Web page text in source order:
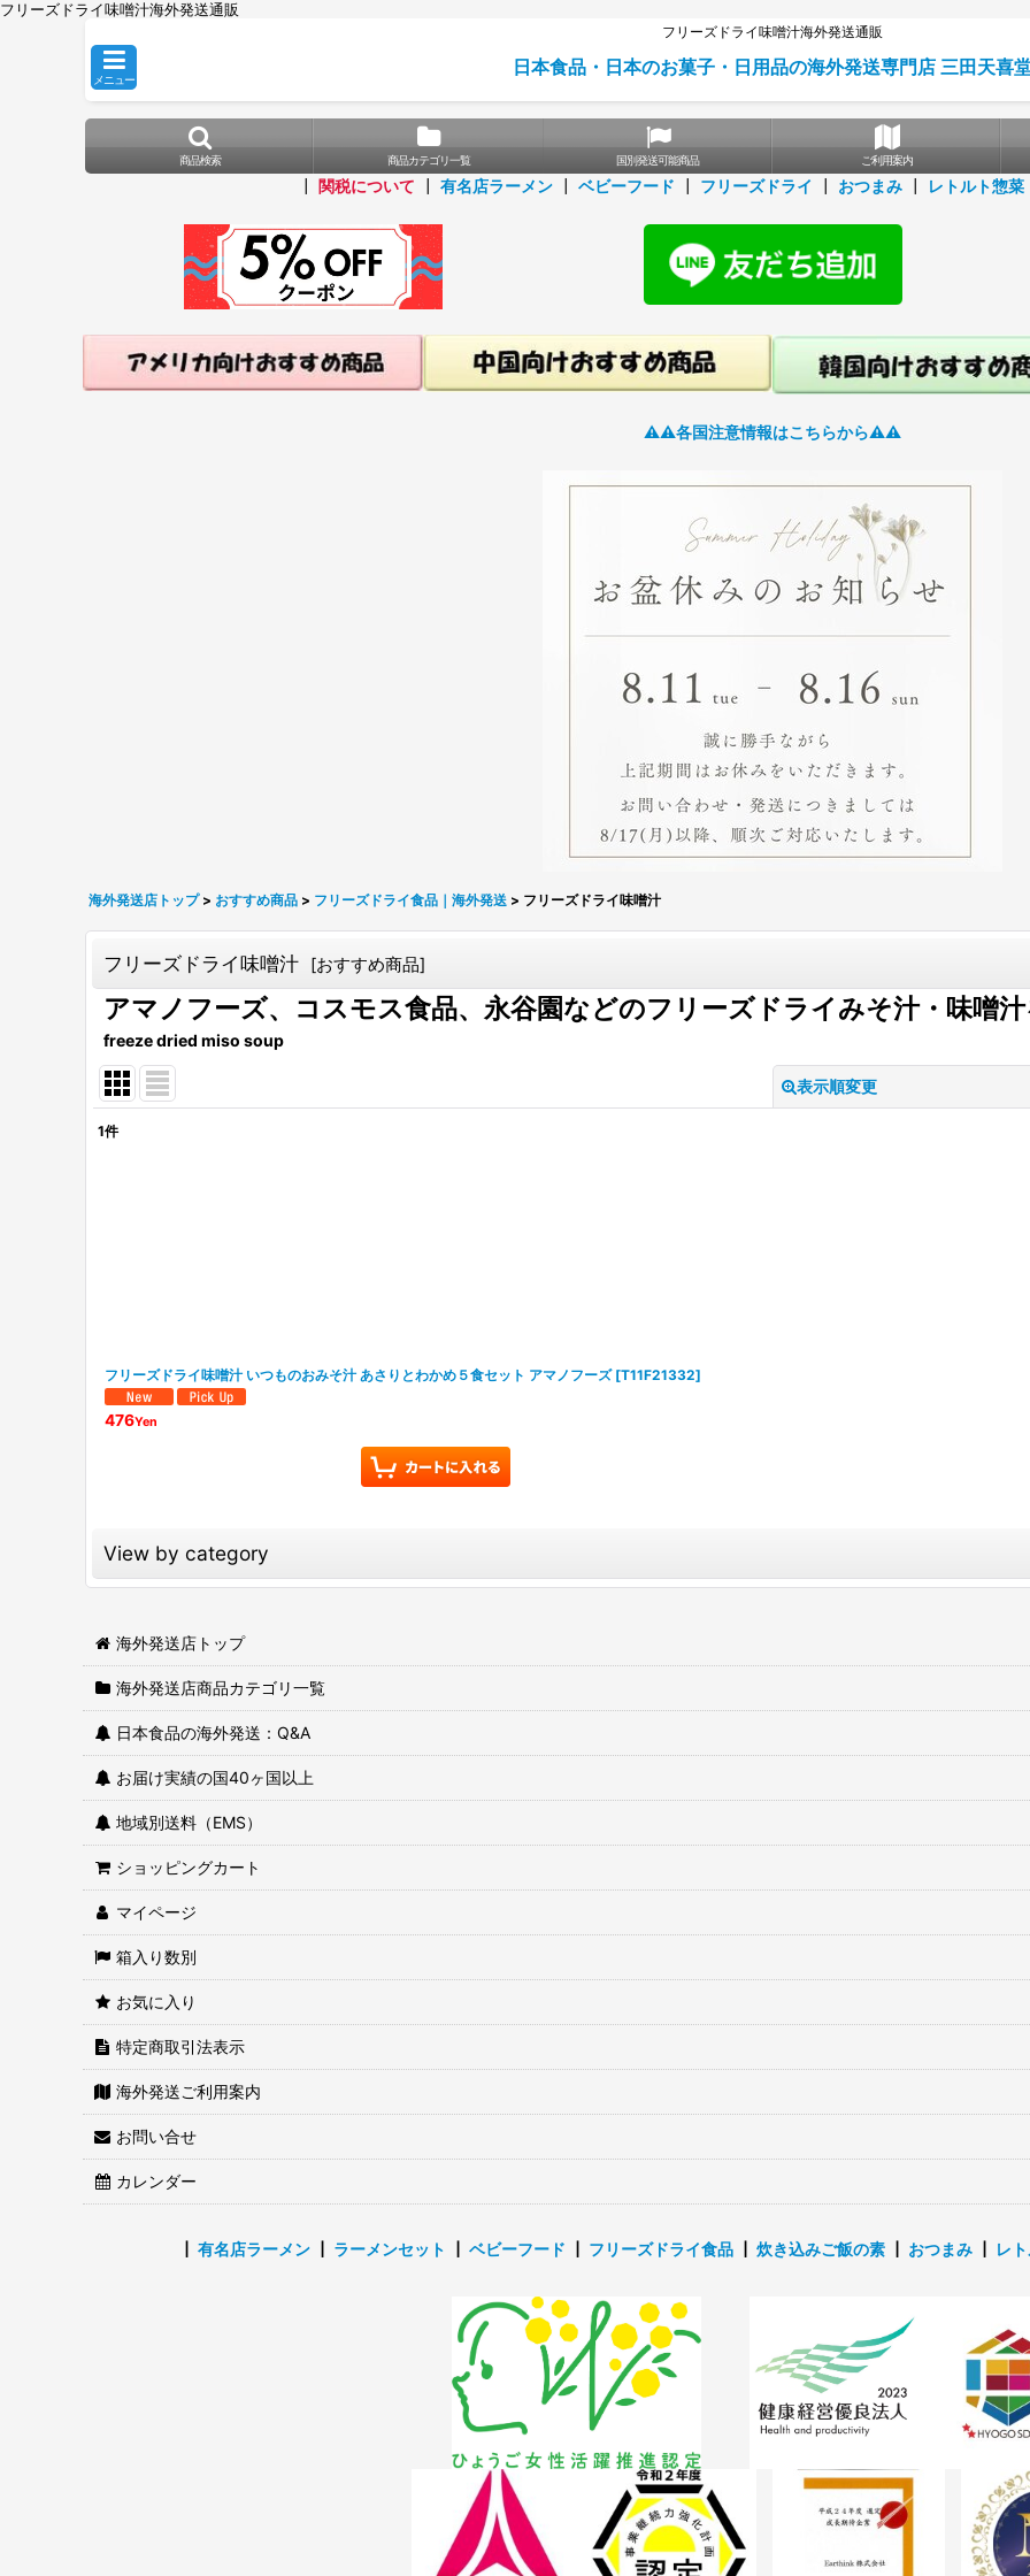
フリーズドライ味噌汁海外発送通販
フリーズドライ味噌汁海外発送通販
メニュー
日本食品・日本のお菓子・日用品の海外発送専門店 三田天喜
商品検索 商品カテゴリ一覧 国別発送可能商品 ご利用案内
関税について 有名店ラーメン ベビーフード フリーズドライ おつまみ レトルト惣菜
⚠️⚠️各国注意情報はこちらから⚠️⚠️
海外発送店トップ > おすすめ商品 > フリーズドライ食品｜海外発送 > フリーズドライ味噌汁
フリーズドライ味噌汁 [おすすめ商品]
アマノフーズ、コスモス食品、永谷園などのフリーズドライみそ汁・味噌
freeze dried miso soup
表示順変更
1件
フリーズドライ味噌汁 いつものおみそ汁 あさりとわかめ５食セット アマノフーズ [T11F21332]
476Yen
View by category
フリーズドライ和風汁物｜海外発送
フリーズドライスープ｜海外発送
みそ汁の具｜海外発送
雑炊・リゾット・丼・お粥｜海外発送
ラーメンのトッピング
甘味
海外発送店トップ
海外発送店商品カテゴリ一覧
日本食品の海外発送：Q&A
お届け実績の国40ヶ国以上
地域別送料（EMS）
ショッピングカート
マイページ
箱入り数別
お気に入り
特定商取引法表示
海外発送ご利用案内
お問い合せ
カレンダー
有名店ラーメン ラーメンセット ベビーフード フリーズドライ食品 炊き込みご飯の素 おつまみ レ